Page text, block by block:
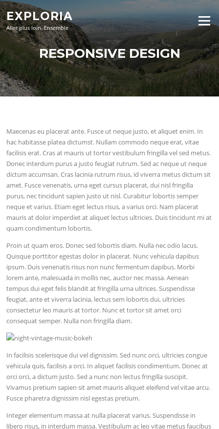
Aller
au
contenu
EXPLORIA
Aller plus loin. Ensemble
Menu
RESPONSIVE DESIGN
Maecenas eu placerat ante. Fusce ut neque justo, et aliquet enim. In
hac habitasse platea dictumst. Nullam commodo neque erat, vitae
facilisis erat. Cras at mauris ut tortor vestibulum fringilla vel sed metus.
Donec interdum purus a justo feugiat rutrum. Sed ac neque ut neque
dictum accumsan. Cras lacinia rutrum risus, id viverra metus dictum sit
amet. Fusce venenatis, urna eget cursus placerat, dui nisl fringilla
purus, nec tincidunt sapien justo ut nisl. Curabitur lobortis semper
neque et varius. Etiam eget lectus risus, a varius orci. Nam placerat
mauris at dolor imperdiet at aliquet lectus ultricies. Duis tincidunt mi at
quam condimentum lobortis.
Proin ut quam eros. Donec sed lobortis diam. Nulla nec odio lacus.
Quisque porttitor egestas dolor in placerat. Nunc vehicula dapibus
ipsum. Duis venenatis risus non nunc fermentum dapibus. Morbi
lorem ante, malesuada in mollis nec, auctor nec massa. Aenean
tempus dui eget felis blandit at fringilla urna ultrices. Suspendisse
feugiat, ante et viverra lacinia, lectus sem lobortis dui, ultricies
consectetur leo mauris at tortor. Nunc et tortor sit amet orci
consequat semper. Nulla non fringilla diam.
In facilisis scelerisque dui vel dignissim. Sed nunc orci, ultricies congue
vehicula quis, facilisis a orci. In aliquet facilisis condimentum. Donec at
orci orci, a dictum justo. Sed a nunc non lectus fringilla suscipit.
Vivamus pretium sapien sit amet mauris aliquet eleifend vel vitae arcu.
Fusce pharetra dignissim nisl egestas pretium.
Integer elementum massa at nulla placerat varius. Suspendisse in
libero risus, in interdum massa. Vestibulum ac leo vitae metus faucibus